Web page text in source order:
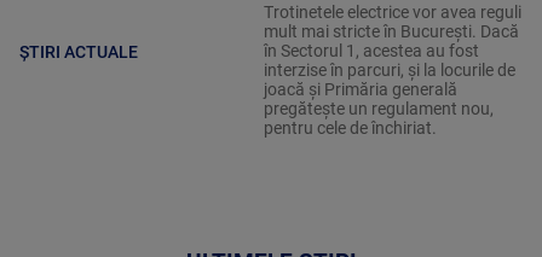
ȘTIRI ACTUALE
Trotinetele electrice vor avea reguli
mult mai stricte în București. Dacă
în Sectorul 1, acestea au fost
interzise în parcuri, și la locurile de
joacă și Primăria generală
pregătește un regulament nou,
pentru cele de închiriat.